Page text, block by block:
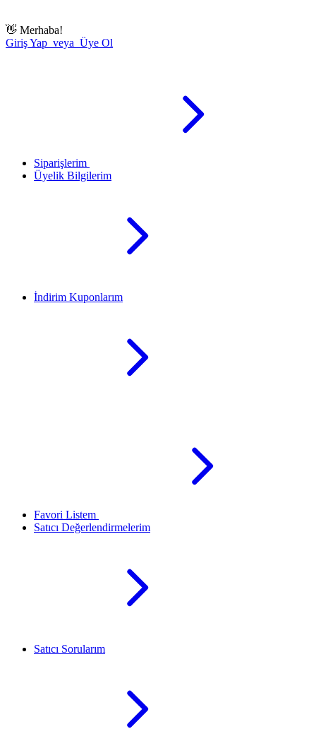
👋 Merhaba!
Giriş Yap veya Üye Ol
Siparişlerim
Üyelik Bilgilerim
İndirim Kuponlarım
Favori Listem
Satıcı Değerlendirmelerim
Satıcı Sorularım